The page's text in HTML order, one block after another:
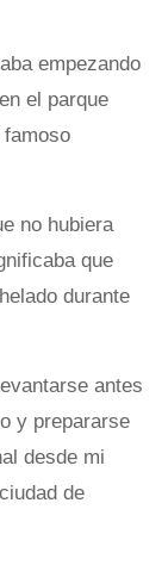
empezando
el parque
no hubiera
que
durante
antes
y prepararse
desde mi
de